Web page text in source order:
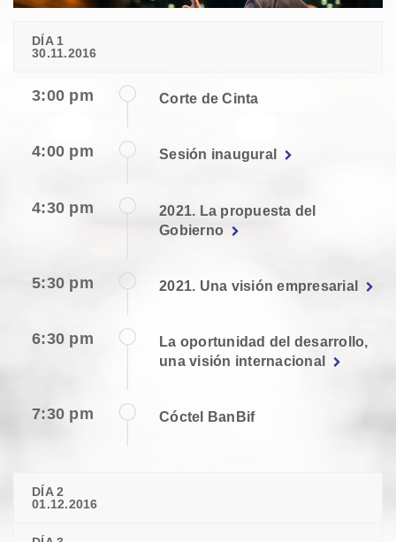
DÍA 1
30.11.2016
3:00 pm Corte de Cinta
4:00 pm Sesión inaugural
4:30 pm
2021. La propuesta del
Gobierno
5:30 pm 2021. Una visión empresarial
6:30 pm
La oportunidad del desarrollo,
una visión internacional
7:30 pm Cóctel BanBif
DÍA 2
01.12.2016